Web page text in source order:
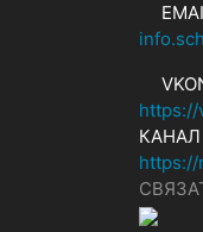
https://
КАНАЛ
https://